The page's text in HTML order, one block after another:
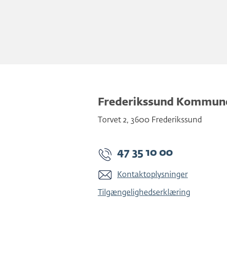
Frederikssund
Torvet 2, 3600 Frederikssund
47 35 10 00
Kontaktoplysninger
Tilgængelighedserklæring